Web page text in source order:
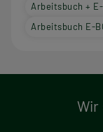
Arbeitsbuch +
Arbeitsbuch E-
Wir